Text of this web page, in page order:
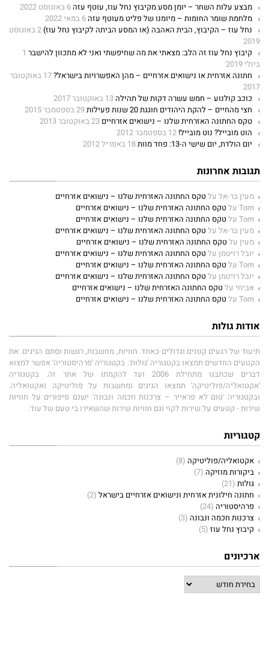
מבצע עלות השחר – יומן מסע מקיבוץ נחל עוז, עוטף עזה 6 באוגוסט 2022
מלחמת שומר החומות – מיומנו של פליט מעוטף עזה 6 במאי 2022
נחל עוז – הקיבוץ, הבית האהבה (או המסע הביתה לקיבוץ נחל עוז)
2 באוגוסט
2019
קיבוץ נחל עוז זה הלב: מצאתי את מה שחיפשתי ואני לא מתכוון להישבר 1
ביולי 2019
חתונה אזרחית או נישואים אזרחיים – מהן האפשרויות בישראל?
17 באוקטובר
2017
כוכב קולנוע – חמש עשרה דקות של תהילה 13 באוקטובר 2017
חצי מהחיים – להקת היהודים חוגגת 20 שנות פעילות
29 בספטמבר 2015
טקס החתונה האזרחית שלנו – נישואים אזרחיים 23 באוקטובר 2013
הוט מובייל? נוט מובייל! 12 בספטמבר 2012
יום הולדת, יום שישי ה-13: פחד מוות
18 באפריל 2012
תגובות אחרונות
מעין בר-אל עלטקס החתונה האזרחית שלנו – נישואים אזרחיים
Tom עלטקס החתונה האזרחית שלנו – נישואים אזרחיים
Tom עלטקס החתונה האזרחית שלנו – נישואים אזרחיים
מעין בר-אל עלטקס החתונה האזרחית שלנו – נישואים אזרחיים
מעין עלטקס החתונה האזרחית שלנו – נישואים אזרחיים
יובל רויטמן עלטקס החתונה האזרחית שלנו – נישואים אזרחיים
Tom עלטקס החתונה האזרחית שלנו – נישואים אזרחיים
יובל רויטמן עלטקס החתונה האזרחית שלנו – נישואים אזרחיים
אביחי עלטקס החתונה האזרחית שלנו – נישואים אזרחיים
Tom עלטקס החתונה האזרחית שלנו – נישואים אזרחיים
אודות גולות
תיעוד של רגעים קטנים וגדולים כאחד. חוויות, מחשבות, רגשות וסתם הגיגים. את
הקטעים החדשים תמצאו בקטגוריה 'גולות'. בקטגוריה 'פרהיסטוריה' אפשר למצוא
דברים שכתבנו מתחילת 2006 ועד להקמתו של אתר זה. בקטגוריה
'אקטואליה/פוליטיקה' תמצאו הגיגים ומחשבות על פוליטיקה ואקטואליה.
ובקטגוריה 'טום לא פראייר – צרכנות חכמה ונבונה' ישנם סיפורים על חוויות
שירות - קטעים על שירות לקוי וגם חוויות שירות שהשאירו בי טעם של עוד.
קטגוריות
אקטואליה/פוליטיקה (8)
ביקורות מוזיקה (7)
גולות (21)
חתונה חילונית אזרחית ונישואים אזרחיים בישראל (2)
פרהיסטוריה (24)
צרכנות חכמה ונבונה (3)
קיבוץ נחל עוז (5)
ארכיונים